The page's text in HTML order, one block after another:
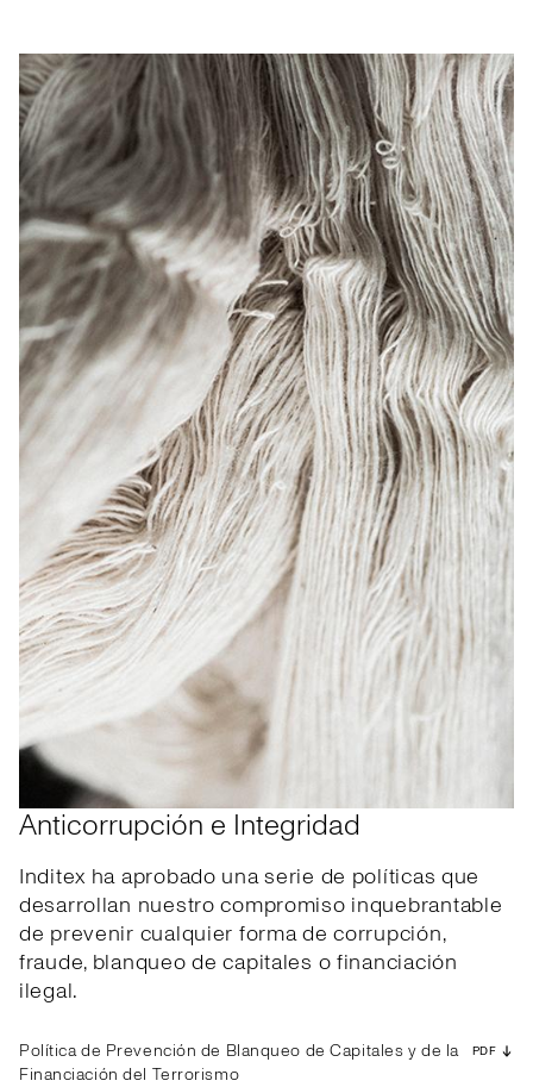
Anticorrupción e Integridad
Inditex ha aprobado una serie de políticas que
desarrollan nuestro compromiso inquebrantable
de prevenir cualquier forma de corrupción,
fraude, blanqueo de capitales o financiación
ilegal.
Política de Prevención de Blanqueo de Capitales y de la
Financiación del Terrorismo
PDF